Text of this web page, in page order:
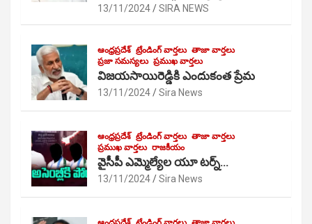
13/11/2024 SIRA NEWS
ఆంధ్రప్రదేశ్ ట్రేండింగ్ వార్తలు తాజా వార్తలు
ప్రజా సమస్యలు ప్రముఖ వార్తలు
విజయసాయిరెడ్డికి ఎందుకంత ప్రేమ
13/11/2024 Sira News
ఆంధ్రప్రదేశ్ ట్రేండింగ్ వార్తలు తాజా వార్తలు
ప్రముఖ వార్తలు రాజకీయం
వైసీపీ ఎమ్మెల్యేల యూ టర్న్…
13/11/2024 Sira News